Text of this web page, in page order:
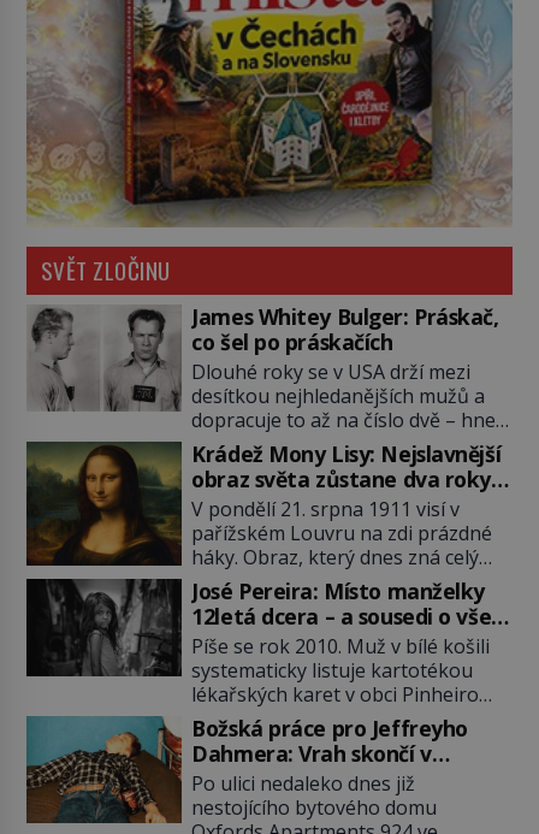
SVĚT ZLOČINU
James Whitey Bulger: Práskač,
co šel po práskačích
Dlouhé roky se v USA drží mezi
desítkou nejhledanějších mužů a
dopracuje to až na číslo dvě – hned
po Usámovi bin Ládinovi (1957–
2011). To je James „Whitey“ Bulger
(1929–2018) viněný ze spoluúčasti
na 19 vraždách, vydírání a lichvy. A
samozřejmě, krom toho je ještě
drogový dealer, který neváhá
odstranit z cesty všechny práskače,
zatímco […]
Krádež Mony Lisy: Nejslavnější
obraz světa zůstane dva roky
nezvěstný
V pondělí 21. srpna 1911 visí v
pařížském Louvru na zdi prázdné
háky. Obraz, který dnes zná celý
svět, je pryč. Zpočátku si nikdo
nemyslí, že jde o krádež.
Zaměstnanci jsou přesvědčeni, že
Mona Lisa je jen v restaurátorské
dílně nebo u fotografa. Když se
ukáže pravda, propukne jeden z
největších honů na zloděje v […]
José Pereira: Místo manželky
12letá dcera – a sousedi o všem
vědí!
Píše se rok 2010. Muž v bílé košili
systematicky listuje kartotékou
lékařských karet v obci Pinheiro
ležící asi 20 kilometrů od farmy s
podivínským majitelem. Něco tu
nesedí. Ledaže… Ledaže by ta
mladá dívka z farmy byla ne
manželkou, ale dcerou – a všechny
Božská práce pro Jeffreyho
Dahmera: Vrah skončí v
tratolišti krve ve vězeňských
umývárnách
Po ulici nedaleko dnes již
nestojícího bytového domu